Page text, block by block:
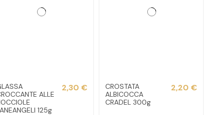
ALLE
125g
2,30 €
CROSTATA
ALBICOCCA
CRADEL 300g
2,20 €